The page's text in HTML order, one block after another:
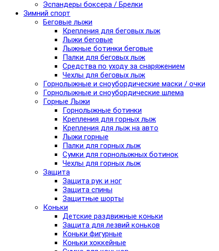
Эспандеры боксера / Брелки
Зимний спорт
Беговые лыжи
Крепления для беговых лыж
Лыжи беговые
Лыжные ботинки беговые
Палки для беговых лыж
Средства по уходу за снаряжением
Чехлы для беговых лыж
Горнолыжные и сноубордические маски / очки
Горнолыжные и сноубордические шлема
Горные Лыжи
Горнолыжные ботинки
Крепления для горных лыж
Крепления для лыж на авто
Лыжи горные
Палки для горных лыж
Сумки для горнолыжных ботинок
Чехлы для горных лыж
Защита
Защита рук и ног
Защита спины
Защитные шорты
Коньки
Детские раздвижные коньки
Защита для лезвий коньков
Коньки фигурные
Коньки хоккейные